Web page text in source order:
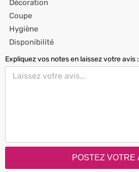
Décoration
Coupe
Hygiène
Disponibilité
Expliquez vos notes en laissez votre avis :